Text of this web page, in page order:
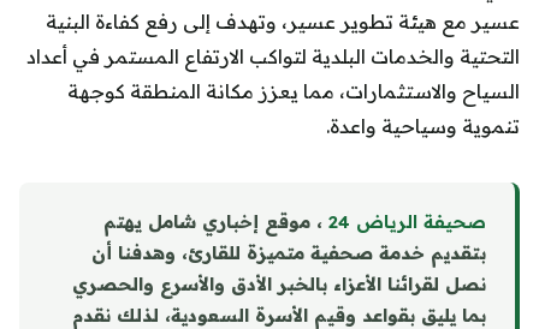
عسير مع هيئة تطوير عسير، وتهدف إلى رفع كفاءة البنية
التحتية والخدمات البلدية لتواكب الارتفاع المستمر في أعداد
السياح والاستثمارات، مما يعزز مكانة المنطقة كوجهة
تنموية وسياحية واعدة.
صحيفة الرياض 24
، موقع إخباري شامل يهتم
بتقديم خدمة صحفية متميزة للقارئ، وهدفنا أن
نصل لقرائنا الأعزاء بالخبر الأدق والأسرع والحصري
بما يليق بقواعد وقيم الأسرة السعودية، لذلك نقدم